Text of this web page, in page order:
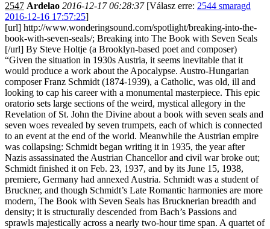
2547 Ardelao 2016-12-17 06:28:37[Válasz erre: 2544 smaragd
2016-12-16 17:57:25]
[url] http://www.wonderingsound.com/spotlight/breaking-into-the-
book-with-seven-seals/; Breaking into The Book with Seven Seals
[/url] By Steve Holtje (a Brooklyn-based poet and composer)
“Given the situation in 1930s Austria, it seems inevitable that it
would produce a work about the Apocalypse. Austro-Hungarian
composer Franz Schmidt (1874-1939), a Catholic, was old, ill and
looking to cap his career with a monumental masterpiece. This epic
oratorio sets large sections of the weird, mystical allegory in the
Revelation of St. John the Divine about a book with seven seals and
seven woes revealed by seven trumpets, each of which is connected
to an event at the end of the world. Meanwhile the Austrian empire
was collapsing: Schmidt began writing it in 1935, the year after
Nazis assassinated the Austrian Chancellor and civil war broke out;
Schmidt finished it on Feb. 23, 1937, and by its June 15, 1938,
premiere, Germany had annexed Austria. Schmidt was a student of
Bruckner, and though Schmidt’s Late Romantic harmonies are more
modern, The Book with Seven Seals has Brucknerian breadth and
density; it is structurally descended from Bach’s Passions and
sprawls majestically across a nearly two-hour time span. A quartet of